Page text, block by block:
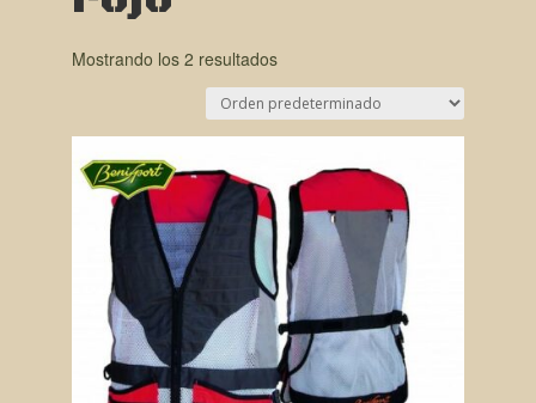
Mostrando los 2 resultados